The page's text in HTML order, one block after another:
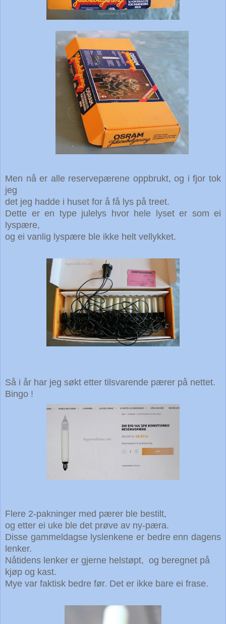
Men nå er alle reservepærene oppbrukt, og i fjor tok
jeg
det jeg hadde i huset for å få lys på treet.
Dette er en type julelys hvor hele lyset er som ei
lyspære,
og ei vanlig lyspære ble ikke helt vellykket.
Så i år har jeg søkt etter tilsvarende pærer på nettet.
Bingo !
Flere 2-pakninger med pærer ble bestilt,
og etter ei uke ble det prøve av ny-pæra.
Disse gammeldagse lyslenkene er bedre enn dagens
lenker.
Nåtidens lenker er gjerne helstøpt, og beregnet på
kjøp og kast.
Mye var faktisk bedre før. Det er ikke bare ei frase.